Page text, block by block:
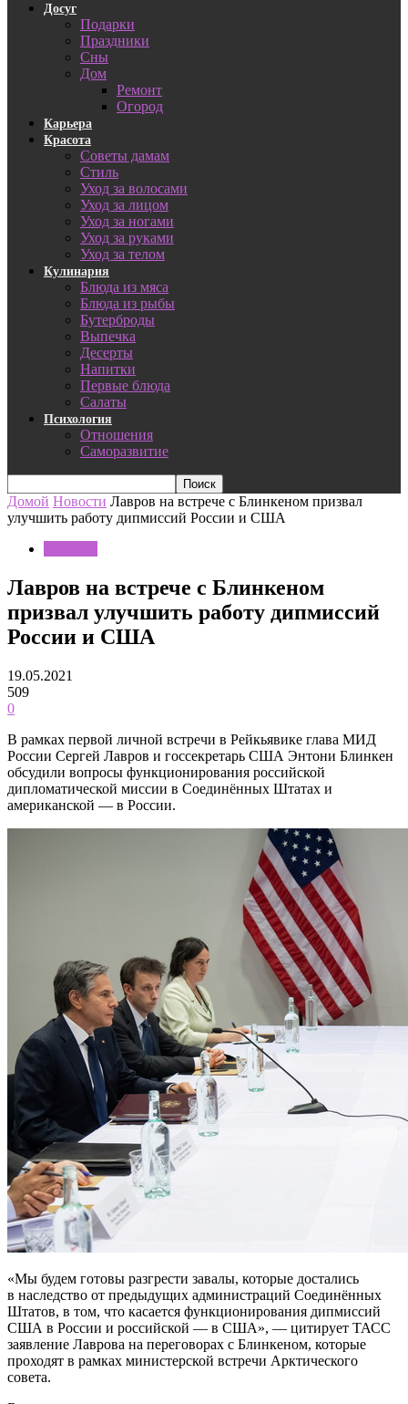
Досуг
Подарки
Праздники
Сны
Дом
Ремонт
Огород
Карьера
Красота
Советы дамам
Стиль
Уход за волосами
Уход за лицом
Уход за ногами
Уход за руками
Уход за телом
Кулинария
Блюда из мяса
Блюда из рыбы
Бутерброды
Выпечка
Десерты
Напитки
Первые блюда
Салаты
Психология
Отношения
Саморазвитие
Домой Новости Лавров на встрече с Блинкеном призвал
улучшить работу дипмиссий России и США
Лавров на встрече с Блинкеном
призвал улучшить работу дипмиссий
России и США
19.05.2021
509
0
В рамках первой личной встречи в Рейкьявике глава МИД
России Сергей Лавров и госсекретарь США Энтони Блинкен
обсудили вопросы функционирования российской
дипломатической миссии в Соединённых Штатах и
американской — в России.
«Мы будем готовы разгрести завалы, которые достались
в наследство от предыдущих администраций Соединённых
Штатов, в том, что касается функционирования дипмиссий
США в России и российской — в США», — цитирует ТАСС
заявление Лаврова на переговорах с Блинкеном, которые
проходят в рамках министерской встречи Арктического
совета.